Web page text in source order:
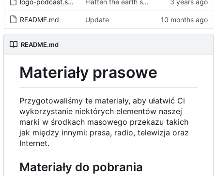
logo-podcast.svg Flatten the earth shapes and optimize with svgo
README.md Update
README.md
Materiały prasowe
Przygotowaliśmy te materiały, aby ułatwić Ci
wykorzystanie niektórych elementów naszej
marki w środkach masowego przekazu takich
jak między innymi: prasa, radio, telewizja oraz
Internet.
Materiały do pobrania